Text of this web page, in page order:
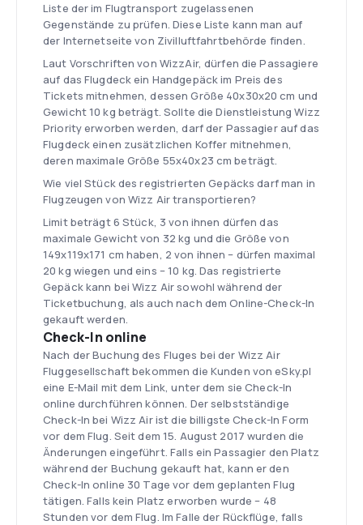
Liste der im Flugtransport zugelassenen
Gegenstände zu prüfen. Diese Liste kann man auf
der Internetseite von Zivilluftfahrtbehörde finden.
Laut Vorschriften von WizzAir, dürfen die Passagiere
auf das Flugdeck ein Handgepäck im Preis des
Tickets mitnehmen, dessen Größe 40x30x20 cm und
Gewicht 10 kg beträgt. Sollte die Dienstleistung Wizz
Priority erworben werden, darf der Passagier auf das
Flugdeck einen zusätzlichen Koffer mitnehmen,
deren maximale Größe 55x40x23 cm beträgt.
Wie viel Stück des registrierten Gepäcks darf man in
Flugzeugen von Wizz Air transportieren?
Limit beträgt 6 Stück, 3 von ihnen dürfen das
maximale Gewicht von 32 kg und die Größe von
149x119x171 cm haben, 2 von ihnen – dürfen maximal
20 kg wiegen und eins – 10 kg. Das registrierte
Gepäck kann bei Wizz Air sowohl während der
Ticketbuchung, als auch nach dem Online-Check-In
gekauft werden.
Check-In online
Nach der Buchung des Fluges bei der Wizz Air
Fluggesellschaft bekommen die Kunden von eSky.pl
eine E-Mail mit dem Link, unter dem sie Check-In
online durchführen können. Der selbstständige
Check-In bei Wizz Air ist die billigste Check-In Form
vor dem Flug. Seit dem 15. August 2017 wurden die
Änderungen eingeführt. Falls ein Passagier den Platz
während der Buchung gekauft hat, kann er den
Check-In online 30 Tage vor dem geplanten Flug
tätigen. Falls kein Platz erworben wurde – 48
Stunden vor dem Flug. Im Falle der Rückflüge, falls